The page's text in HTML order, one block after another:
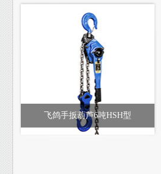
飞鸽手扳葫芦6吨HSH型